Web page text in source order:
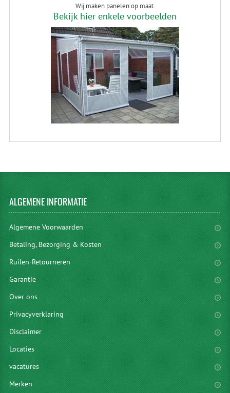
Wij maken panelen op maat.
Bekijk hier enkele voorbeelden
ALGEMENEINFORMATIE
Algemene Voorwaarden
Betaling, Bezorging & Kosten
Ruilen-Retourneren
Garantie
Over ons
Privacyverklaring
Disclaimer
Locaties
vacatures
Merken